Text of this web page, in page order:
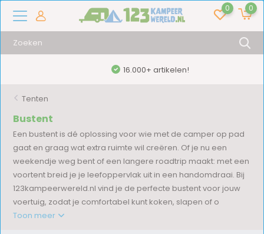
0 0
16.000+ artikelen!
Tenten
Bustent
Een bustent is dé oplossing voor wie met de camper op pad
gaat en graag wat extra ruimte wil creëren. Of je nu een
weekendje weg bent of een langere roadtrip maakt: met een
voortent breid je je leefoppervlak uit in een handomdraai. Bij
123kampeerwereld.nl vind je de perfecte bustent voor jouw
voertuig, zodat je comfortabel kunt koken, slapen of o
Toon meer